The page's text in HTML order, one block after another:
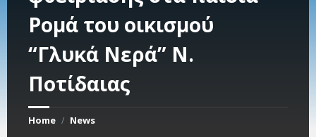
Ρομά του οικισμού
“Γλυκά Νερά” Ν.
Ποτίδαιας
Home / News